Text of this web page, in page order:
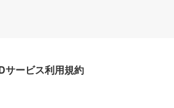
サービス利用規約